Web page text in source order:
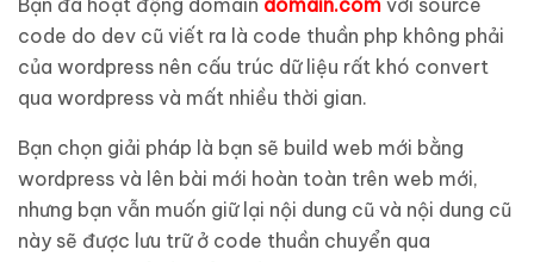
Bạn đã hoạt động domain domain.com với source
code do dev cũ viết ra là code thuần php không phải
của wordpress nên cấu trúc dữ liệu rất khó convert
qua wordpress và mất nhiều thời gian.
Bạn chọn giải pháp là bạn sẽ build web mới bằng
wordpress và lên bài mới hoàn toàn trên web mới,
nhưng bạn vẫn muốn giữ lại nội dung cũ và nội dung cũ
này sẽ được lưu trữ ở code thuần chuyển qua